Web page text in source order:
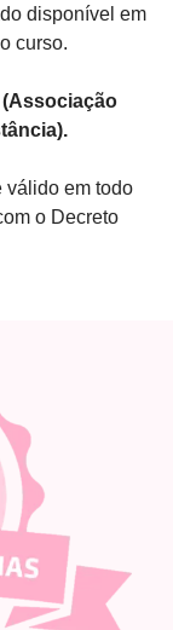
disponível em
curso.
válido em todo
o Decreto